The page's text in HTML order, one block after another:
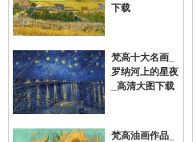
网
下载
梵高十大名画_
罗纳河上的星夜
_高清大图下载
梵高油画作品_